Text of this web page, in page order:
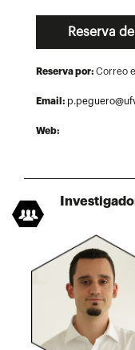
Reserva
Reserva por: Correo
Email:
Web: